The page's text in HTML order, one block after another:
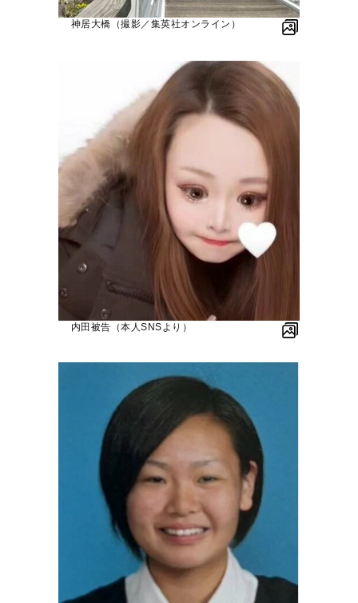
神居大橋（撮影／集英社オンライン）
内田被告（本人SNSより）